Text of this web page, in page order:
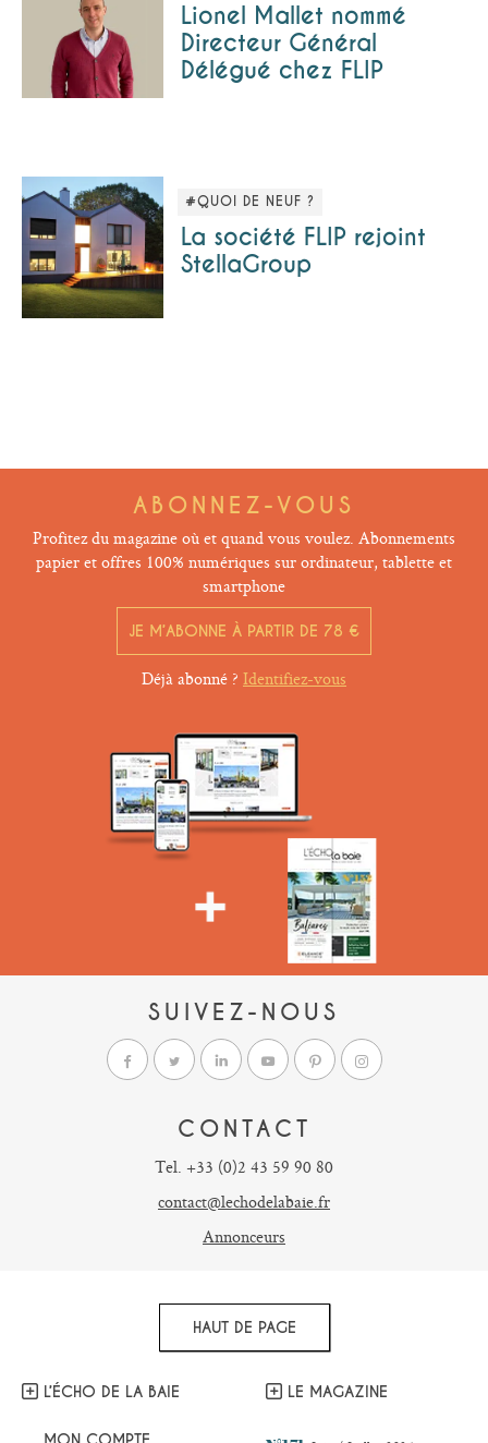
Lionel Mallet nommé
Directeur Général
Délégué chez FLIP
#QUOI DE NEUF ?
La société FLIP rejoint
StellaGroup
ABONNEZ-VOUS
Profitez du magazine où et quand vous voulez. Abonnements
papier et offres 100% numériques sur ordinateur, tablette et
smartphone
JE M’ABONNE À PARTIR DE 78 €
Déjà abonné ? Identifiez-vous
SUIVEZ-NOUS
CONTACT
Tel. +33 (0)2 43 59 90 80
contact@lechodelabaie.fr
Annonceurs
HAUT DE PAGE
L’ÉCHO DE LA BAIE LE MAGAZINE